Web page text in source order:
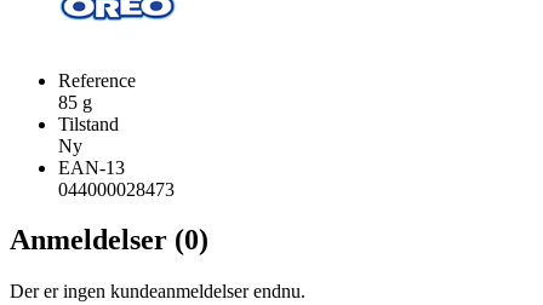
Reference
85 g
Tilstand
Ny
EAN-13
044000028473
Anmeldelser (0)
Der er ingen kundeanmeldelser endnu.